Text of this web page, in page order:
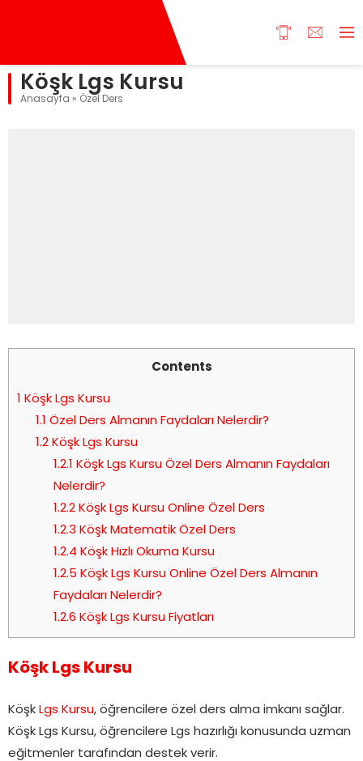
Köşk Lgs Kursu
Anasayfa » Özel Ders
Contents
1 Köşk Lgs Kursu
1.1 Özel Ders Almanın Faydaları Nelerdir?
1.2Köşk Lgs Kursu
1.2.1 Köşk Lgs Kursu Özel Ders Almanın Faydaları
Nelerdir?
1.2.2 Köşk Lgs Kursu Online Özel Ders
1.2.3 Köşk Matematik Özel Ders
1.2.4 Köşk Hızlı Okuma Kursu
1.2.5 Köşk Lgs Kursu Online Özel Ders Almanın
Faydaları Nelerdir?
1.2.6 Köşk Lgs Kursu Fiyatları
Köşk Lgs Kursu
Köşk Lgs Kursu, öğrencilere özel ders alma imkanı sağlar.
Köşk Lgs Kursu, öğrencilere Lgs hazırlığı konusunda uzman
eğitmenler tarafından destek verir.